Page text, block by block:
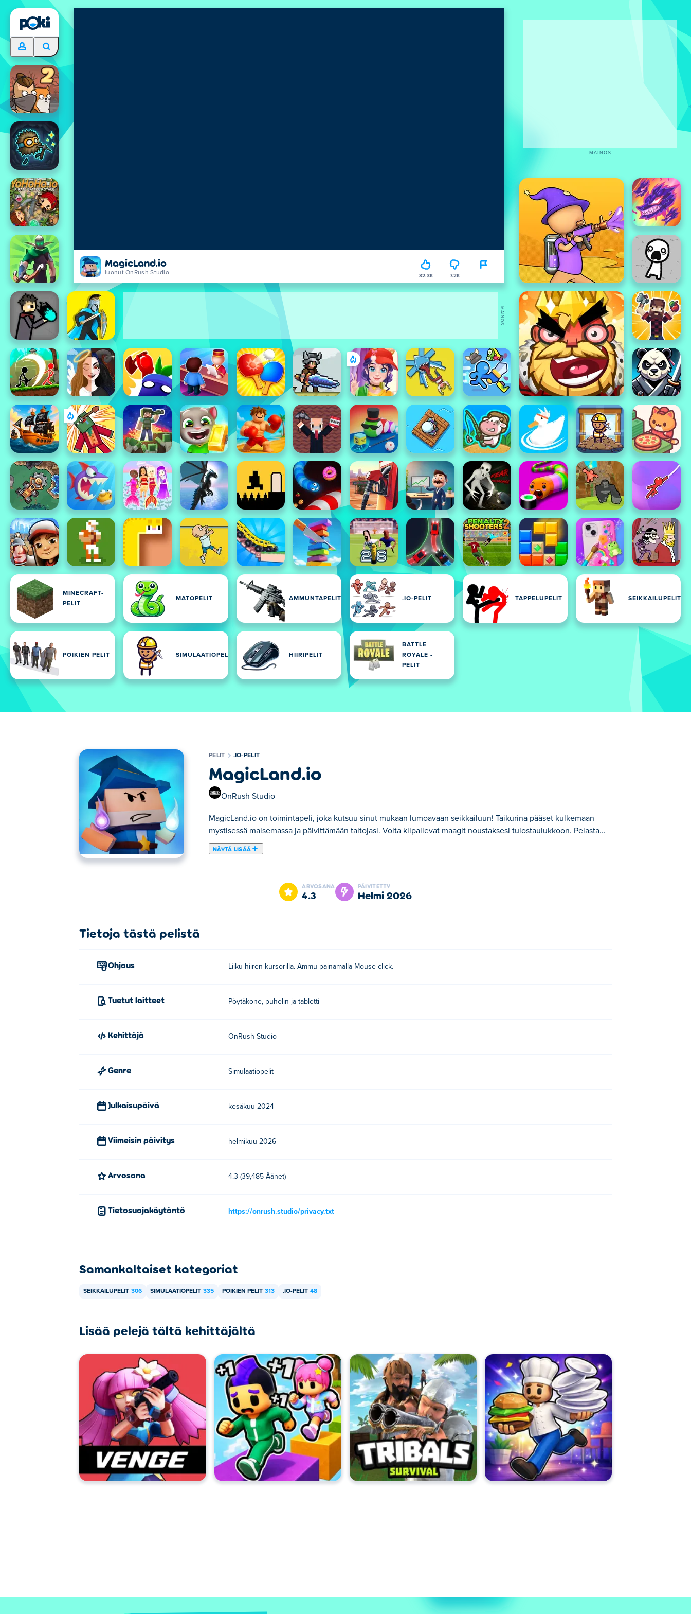
MagicLand.io
luonut OnRush Studio 32.3K 7.2K
MINECRAFT-
PELIT
MATOPELIT AMMUNTAPELIT .IO-PELIT TAPPELUPELIT SEIKKAILUPELIT
POIKIEN PELIT SIMULAATIOPELIT HIIRIPELIT
BATTLE
ROYALE -
PELIT
MAINOS
MAINOS
PELIT .IO-PELIT
MagicLand.io
OnRush Studio
MagicLand.io on toimintapeli, joka kutsuu sinut mukaan lumoavaan seikkailuun! Taikurina pääset kulkemaan
mystisessä maisemassa ja päivittämään taitojasi. Voita kilpailevat maagit noustaksesi tulostaulukkoon. Pelasta...
NÄYTÄ LISÄÄ
MagicLand.io on toimintapeli, joka kutsuu sinut mukaan lumoavaan seikkailuun! Taikurina pääset kulkemaan mystisessä maisemassa ja päivittämään
Navigoi hahmoasi kohdistimella ja ammu ampuaksesi napsauttamalla.
Voit pelata MagicLand.iota ilmaiseksi Poki-sivustolla.
MagicLand.iota voi pelata tietokoneellasi ja mobiililaitteilla, kuten puhelimilla ja tableteilla.
ARVOSANA
4.3
PÄIVITETTY
helmi 2026
Tietoja tästä pelistä
Ohjaus Liiku hiiren kursorilla. Ammu painamalla Mouse click.
Tuetut laitteet Pöytäkone, puhelin ja tabletti
Kehittäjä OnRush Studio
Genre Simulaatiopelit
Julkaisupäivä kesäkuu 2024
Viimeisin päivitys helmikuu 2026
Arvosana 4.3 (39,485 Äänet)
Tietosuojakäytäntö https://onrush.studio/privacy.txt
Samankaltaiset kategoriat
SEIKKAILUPELIT 306 SIMULAATIOPELIT 335 POIKIEN PELIT 313 .IO-PELIT 48
Lisää pelejä tältä kehittäjältä